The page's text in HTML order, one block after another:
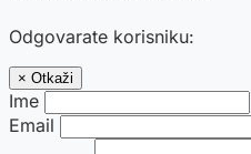
Odgovarate korisniku:
× Otkaži
Ime
Email